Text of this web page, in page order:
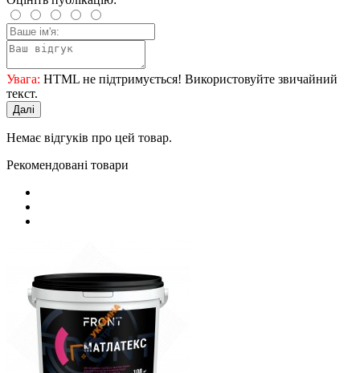
Увага: HTML не підтримується! Використовуйте звичайний
текст.
Далі
Немає відгуків про цей товар.
Рекомендовані товари